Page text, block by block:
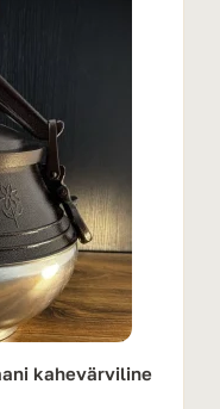
kahevärviline